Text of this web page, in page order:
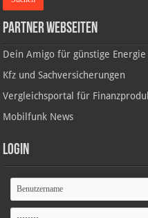
Partner Webseiten
Dein Amigo für günstige Energie
Kfz und Sachversicherungen
Vergleichsportal für
Mobilfunk News
Login